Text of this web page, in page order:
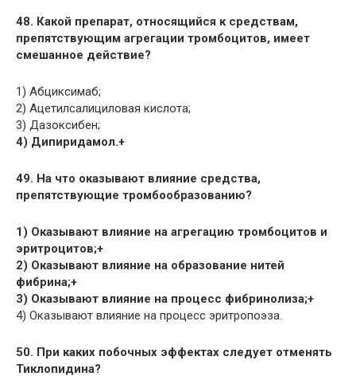
48. Какой препарат, относящийся к средствам,
препятствующим агрегации тромбоцитов, имеет
смешанное действие?
1) Абциксимаб;
2) Ацетилсалициловая кислота;
3) Дазоксибен;
4) Дипиридамол.+
49. На что оказывают влияние средства,
препятствующие тромбообразованию?
1) Оказывают влияние на агрегацию тромбоцитов и
эритроцитов;+
2) Оказывают влияние на образование нитей
фибрина;+
3) Оказывают влияние на процесс фибринолиза;+
4) Оказывают влияние на процесс эритропоэза.
50. При каких побочных эффектах следует отменять
Тиклопидина?